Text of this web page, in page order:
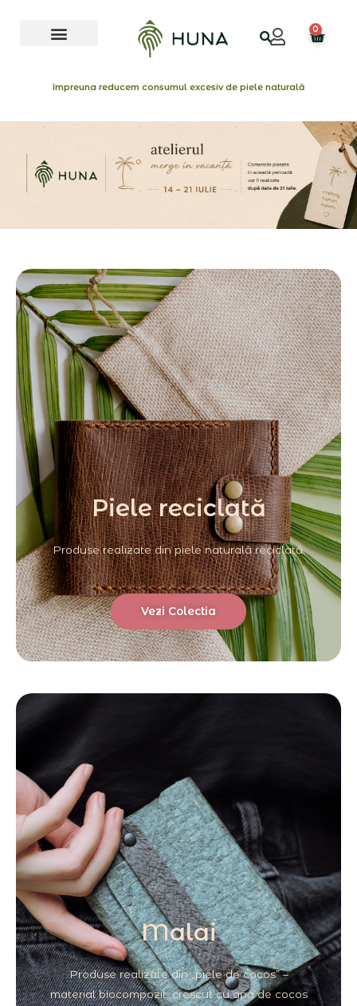
Menu
0
Cart
împreuna reducem consumul excesiv de piele naturală
Piele reciclată
Produse realizate din piele naturală reciclată.
Vezi Colectia
Malai
Produse realizate din „piele de cocos” –
material biocompozit, crescut cu apă de cocos